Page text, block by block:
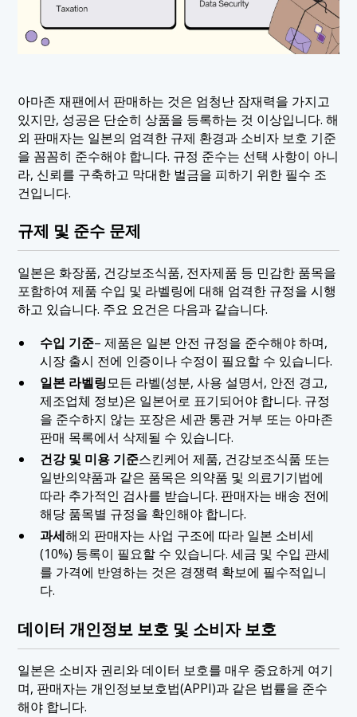
아마존 재팬에서 판매하는 것은 엄청난 잠재력을 가지고
있지만, 성공은 단순히 상품을 등록하는 것 이상입니다. 해
외 판매자는 일본의 엄격한 규제 환경과 소비자 보호 기준
을 꼼꼼히 준수해야 합니다. 규정 준수는 선택 사항이 아니
라, 신뢰를 구축하고 막대한 벌금을 피하기 위한 필수 조
건입니다.
규제 및 준수 문제
일본은 화장품, 건강보조식품, 전자제품 등 민감한 품목을
포함하여 제품 수입 및 라벨링에 대해 엄격한 규정을 시행
하고 있습니다. 주요 요건은 다음과 같습니다.
수입 기준– 제품은 일본 안전 규정을 준수해야 하며,
시장 출시 전에 인증이나 수정이 필요할 수 있습니다.
일본 라벨링모든 라벨(성분, 사용 설명서, 안전 경고,
제조업체 정보)은 일본어로 표기되어야 합니다. 규정
을 준수하지 않는 포장은 세관 통관 거부 또는 아마존
판매 목록에서 삭제될 수 있습니다.
건강 및 미용 기준스킨케어 제품, 건강보조식품 또는
일반의약품과 같은 품목은 의약품 및 의료기기법에
따라 추가적인 검사를 받습니다. 판매자는 배송 전에
해당 품목별 규정을 확인해야 합니다.
과세해외 판매자는 사업 구조에 따라 일본 소비세
(10%) 등록이 필요할 수 있습니다. 세금 및 수입 관세
를 가격에 반영하는 것은 경쟁력 확보에 필수적입니
다.
데이터 개인정보 보호 및 소비자 보호
일본은 소비자 권리와 데이터 보호를 매우 중요하게 여기
며, 판매자는 개인정보보호법(APPI)과 같은 법률을 준수
해야 합니다.